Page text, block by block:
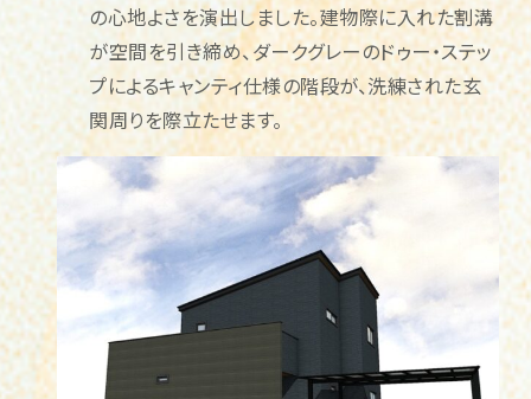
の心地よさを演出しました。建物際に入れた割溝
が空間を引き締め、ダークグレーのドゥー・ステッ
プによるキャンティ仕様の階段が、洗練された玄
関周りを際立たせます。